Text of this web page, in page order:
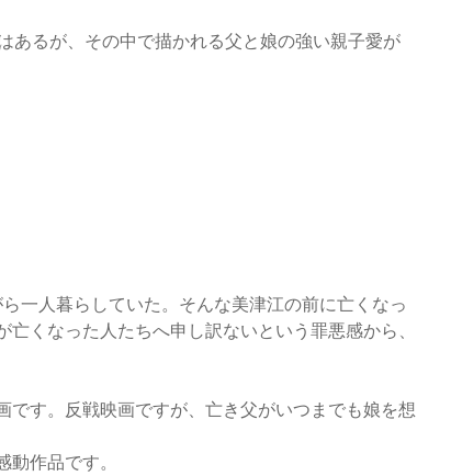
あるが、その中で描かれる父と娘の強い親子愛が
一人暮らしていた。そんな美津江の前に亡くなっ
くなった人たちへ申し訳ないという罪悪感から、
す。反戦映画ですが、亡き父がいつまでも娘を想
作品です。